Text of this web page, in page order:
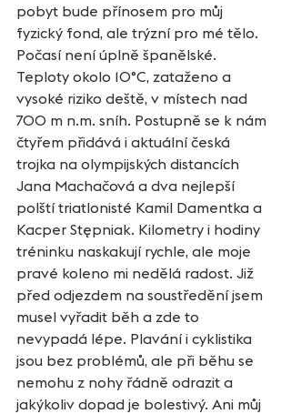
pobyt bude přínosem pro můj
fyzický fond, ale trýzní pro mé tělo.
Počasí není úplně španělské.
Teploty okolo 10°C, zataženo a
vysoké riziko deště, v místech nad
700 m n.m. sníh. Postupně se k nám
čtyřem přidává i aktuální česká
trojka na olympijských distancích
Jana Machačová a dva nejlepší
polští triatlonisté Kamil Damentka a
Kacper Stępniak. Kilometry i hodiny
tréninku naskakují rychle, ale moje
pravé koleno mi nedělá radost. Již
před odjezdem na soustředění jsem
musel vyřadit běh a zde to
nevypadá lépe. Plavání i cyklistika
jsou bez problémů, ale při běhu se
nemohu z nohy řádně odrazit a
jakýkoliv dopad je bolestivý. Ani můj